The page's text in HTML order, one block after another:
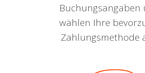
Buchungsangaben
wählen Ihre
Zahlungsmethode